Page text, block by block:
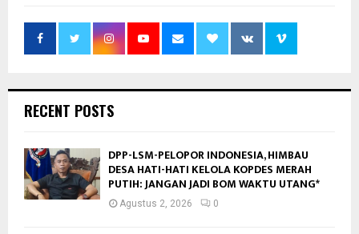
RECENT POSTS
DPP-LSM-PELOPOR INDONESIA, HIMBAU
DESA HATI-HATI KELOLA KOPDES MERAH
PUTIH: JANGAN JADI BOM WAKTU UTANG*
Agustus 2, 2026 0